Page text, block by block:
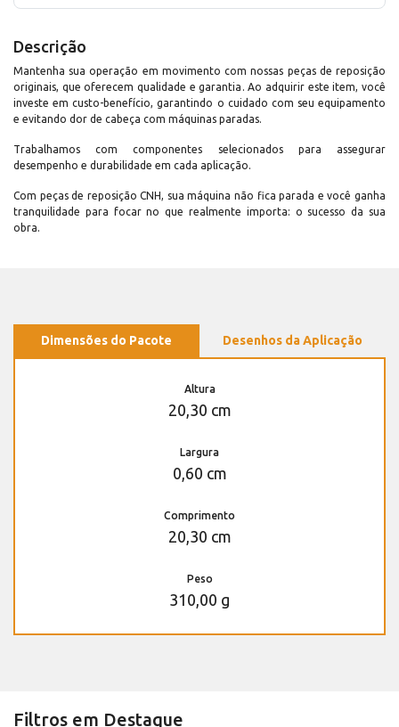
Descrição
Mantenha sua operação em movimento com nossas peças de reposição
originais, que oferecem qualidade e garantia. Ao adquirir este item, você
investe em custo-benefício, garantindo o cuidado com seu equipamento
e evitando dor de cabeça com máquinas paradas.
Trabalhamos com componentes selecionados para assegurar
desempenho e durabilidade em cada aplicação.
Com peças de reposição CNH, sua máquina não fica parada e você ganha
tranquilidade para focar no que realmente importa: o sucesso da sua
obra.
Dimensões do Pacote Desenhos da Aplicação
Altura
20,30 cm
Largura
0,60 cm
Comprimento
20,30 cm
Peso
310,00 g
Filtros em Destaque